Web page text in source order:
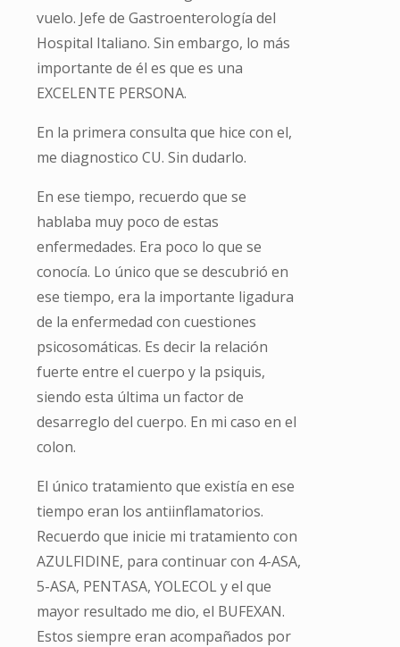
vuelo. Jefe de Gastroenterología del
Hospital Italiano. Sin embargo, lo más
importante de él es que es una
EXCELENTE PERSONA.
En la primera consulta que hice con el,
me diagnostico CU. Sin dudarlo.
En ese tiempo, recuerdo que se
hablaba muy poco de estas
enfermedades. Era poco lo que se
conocía. Lo único que se descubrió en
ese tiempo, era la importante ligadura
de la enfermedad con cuestiones
psicosomáticas. Es decir la relación
fuerte entre el cuerpo y la psiquis,
siendo esta última un factor de
desarreglo del cuerpo. En mi caso en el
colon.
El único tratamiento que existía en ese
tiempo eran los antiinflamatorios.
Recuerdo que inicie mi tratamiento con
AZULFIDINE, para continuar con 4-ASA,
5-ASA, PENTASA, YOLECOL y el que
mayor resultado me dio, el BUFEXAN.
Estos siempre eran acompañados por